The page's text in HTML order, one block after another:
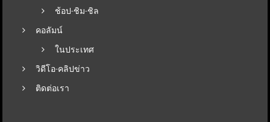
ช้อป-ชิม-ชิล
คอลัมน์
ในประเทศ
วิดีโอ-คลิปข่าว
ติดต่อเรา